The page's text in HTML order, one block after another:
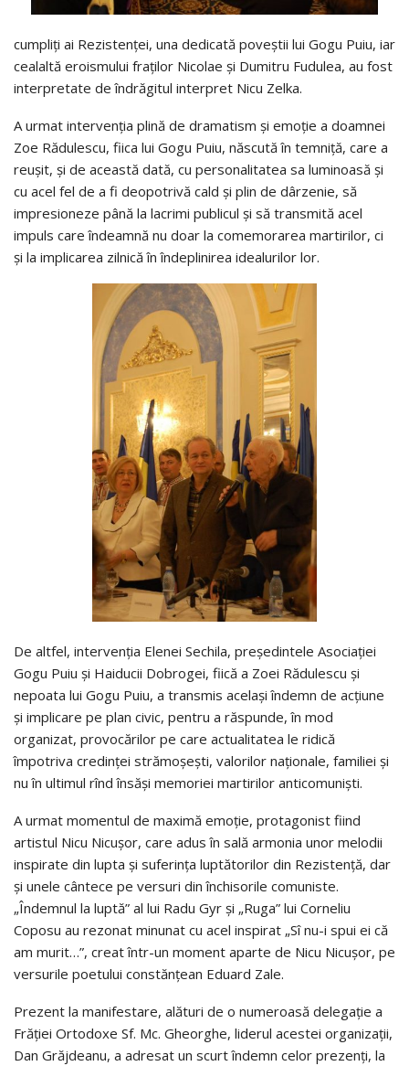
cumpliți ai Rezistenței, una dedicată poveștii lui Gogu Puiu, iar
cealaltă eroismului fraților Nicolae și Dumitru Fudulea, au fost
interpretate de îndrăgitul interpret Nicu Zelka.
A urmat intervenția plină de dramatism și emoție a doamnei
Zoe Rădulescu, fiica lui Gogu Puiu, născută în temniță, care a
reușit, și de această dată, cu personalitatea sa luminoasă și
cu acel fel de a fi deopotrivă cald și plin de dârzenie, să
impresioneze până la lacrimi publicul și să transmită acel
impuls care îndeamnă nu doar la comemorarea martirilor, ci
și la implicarea zilnică în îndeplinirea idealurilor lor.
De altfel, intervenția Elenei Sechila, președintele Asociației
Gogu Puiu și Haiducii Dobrogei, fiică a Zoei Rădulescu și
nepoata lui Gogu Puiu, a transmis același îndemn de acțiune
și implicare pe plan civic, pentru a răspunde, în mod
organizat, provocărilor pe care actualitatea le ridică
împotriva credinței strămoșești, valorilor naționale, familiei și
nu în ultimul rînd însăși memoriei martirilor anticomuniști.
A urmat momentul de maximă emoție, protagonist fiind
artistul Nicu Nicușor, care adus în sală armonia unor melodii
inspirate din lupta și suferința luptătorilor din Rezistență, dar
și unele cântece pe versuri din închisorile comuniste.
„Îndemnul la luptă” al lui Radu Gyr și „Ruga” lui Corneliu
Coposu au rezonat minunat cu acel inspirat „Sî nu-i spui ei că
am murit…”, creat într-un moment aparte de Nicu Nicușor, pe
versurile poetului constănțean Eduard Zale.
Prezent la manifestare, alături de o numeroasă delegație a
Frăției Ortodoxe Sf. Mc. Gheorghe, liderul acestei organizații,
Dan Grăjdeanu, a adresat un scurt îndemn celor prezenți, la